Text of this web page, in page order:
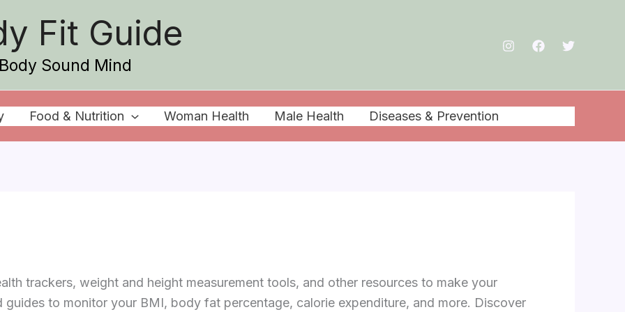
Fit Guide
Sound Mind
Food & Nutrition Woman Health Male Health Diseases & Prevention
trackers, weight and height measurement tools, and other resources to make your
guides to monitor your BMI, body fat percentage, calorie expenditure, and more. Discover